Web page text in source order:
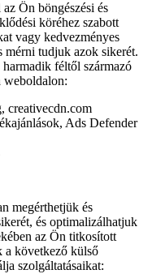
Ön böngészési és
köréhez szabott
vagy kedvezményes
mérni tudjuk azok sikerét.
féltől származó
weboldalon:
creativecdn.com
Ads Defender
megérthetjük és
és optimalizálhatjuk
az Ön titkosított
a következő külső
szolgáltatásaikat: